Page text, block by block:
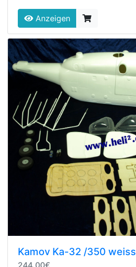
Anzeigen
Kamov Ka-32 /350 weiss